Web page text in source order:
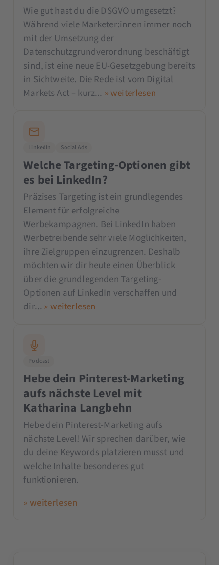
Wie gut hast du die DSGVO umgesetzt?
Während viele Marketer:innen immer noch
mit der Umsetzung der
Datenschutzgrundverordnung beschäftigt
sind, ist eine neue EU-Gesetzgebung bereits
in Sichtweite. Die Rede ist vom Digital
Markets Act – kurz... » weiterlesen
LinkedIn Social Ads
Welche Targeting-Optionen gibt
es bei LinkedIn?
Präzises Targeting ist ein grundlegendes
Element für erfolgreiche
Werbekampagnen. Bei LinkedIn haben
Werbetreibende sehr viele Möglichkeiten,
ihre Zielgruppen einzugrenzen. Deshalb
möchten wir dir heute einen Überblick
über die grundlegenden Targeting-
Optionen auf LinkedIn verschaffen und
dir... » weiterlesen
Podcast
Hebe dein Pinterest-Marketing
aufs nächste Level mit
Katharina Langbehn
Hebe dein Pinterest-Marketing aufs
nächste Level! Wir sprechen darüber, wie
du deine Keywords platzieren musst und
welche Inhalte besonderes gut
funktionieren.
» weiterlesen